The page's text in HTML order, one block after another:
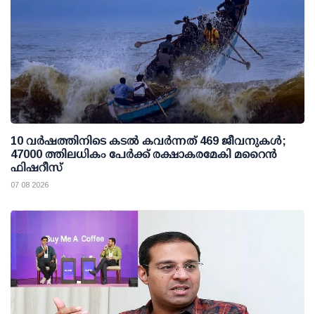
10 വര്‍ഷത്തിനിടെ കടല്‍ കവര്‍ന്നത് 469 ജീവനുകള്‍;
47000 ത്തിലധികം പേര്‍ക്ക് രക്ഷാകരമേകി മറൈന്‍
ഫിഷറീസ്
07 08 2026